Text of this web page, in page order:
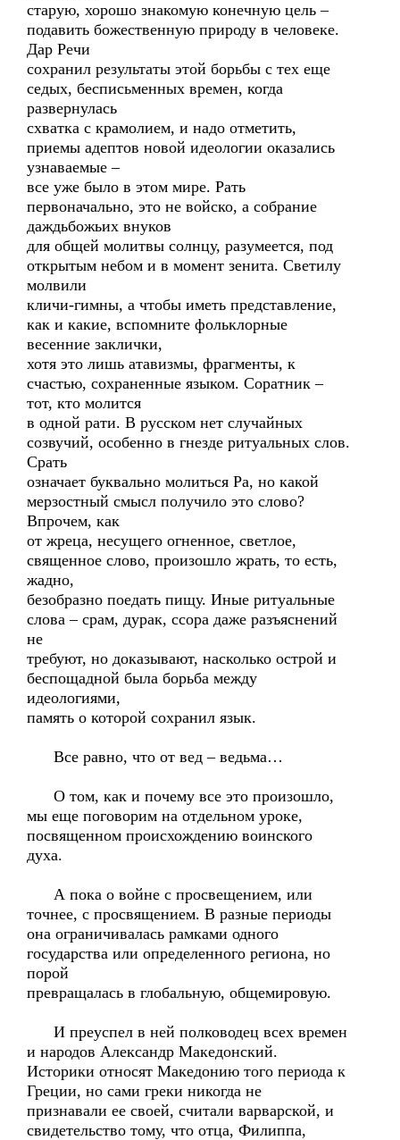
старую, хорошо знакомую конечную цель –
подавить божественную природу в человеке.
Дар Речи
сохранил результаты этой борьбы с тех еще
седых, бесписьменных времен, когда
развернулась
схватка с крамолием, и надо отметить,
приемы адептов новой идеологии оказались
узнаваемые –
все уже было в этом мире. Рать
первоначально, это не войско, а собрание
даждьбожьих внуков
для общей молитвы солнцу, разумеется, под
открытым небом и в момент зенита. Светилу
молвили
кличи-гимны, а чтобы иметь представление,
как и какие, вспомните фольклорные
весенние заклички,
хотя это лишь атавизмы, фрагменты, к
счастью, сохраненные языком. Соратник –
тот, кто молится
в одной рати. В русском нет случайных
созвучий, особенно в гнезде ритуальных слов.
Срать
означает буквально молиться Ра, но какой
мерзостный смысл получило это слово?
Впрочем, как
от жреца, несущего огненное, светлое,
священное слово, произошло жрать, то есть,
жадно,
безобразно поедать пищу. Иные ритуальные
слова – срам, дурак, ссора даже разъяснений
не
требуют, но доказывают, насколько острой и
беспощадной была борьба между
идеологиями,
память о которой сохранил язык.
Все равно, что от вед – ведьма…
О том, как и почему все это произошло,
мы еще поговорим на отдельном уроке,
посвященном происхождению воинского
духа.
А пока о войне с просвещением, или
точнее, с просвящением. В разные периоды
она ограничивалась рамками одного
государства или определенного региона, но
порой
превращалась в глобальную, общемировую.
И преуспел в ней полководец всех времен
и народов Александр Македонский.
Историки относят Македонию того периода к
Греции, но сами греки никогда не
признавали ее своей, считали варварской, и
свидетельство тому, что отца, Филиппа,